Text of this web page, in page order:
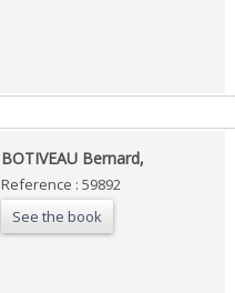
‎BOTIVEAU Bernard,‎
Reference : 59892
See the book